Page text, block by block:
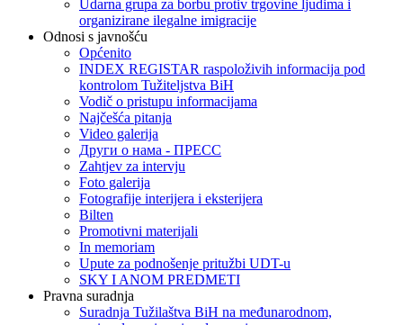
Udarna grupa za borbu protiv trgovine ljudima i
organizirane ilegalne imigracije
Odnosi s javnošću
Općenito
INDEX REGISTAR raspoloživih informacija pod
kontrolom Tužiteljstva BiH
Vodič o pristupu informacijama
Najčešća pitanja
Video galerija
Други о нама - ПРЕСC
Zahtjev za intervju
Foto galerija
Fotografije interijera i eksterijera
Bilten
Promotivni materijali
In memoriam
Upute za podnošenje pritužbi UDT-u
SKY I ANOM PREDMETI
Pravna suradnja
Suradnja Tužilaštva BiH na međunarodnom,